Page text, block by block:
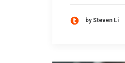
by Steven Li